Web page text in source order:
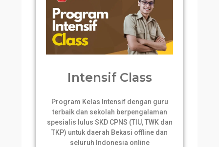
Intensif Class
Program Kelas Intensif dengan guru
terbaik dan sekolah berpengalaman
spesialis lulus SKD CPNS (TIU, TWK dan
TKP) untuk daerah Bekasi offline dan
seluruh Indonesia online